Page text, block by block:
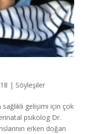
| Söyleşiler
gelişimi için çok
psikolog Dr.
erken doğan